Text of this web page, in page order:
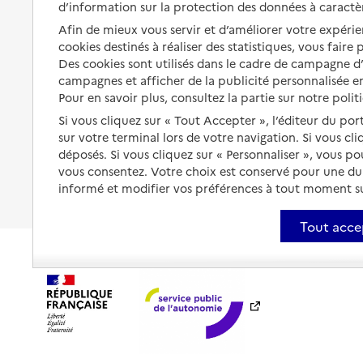
Préserver son autonomie et sa
santé
Organiser à l'avance sa propre
protection
Les mesures de protection
Les obligations de la famille
À qui s’adresser ?
Les politiques du grand âge
Partager son logement
Vivre à domicile avec une
maladie ou un handicap
Être hospitalisé
Fin de vie à domicile
d’information sur la protection des données à
Afin de mieux vous servir et d’améliorer votre
cookies destinés à réaliser des statistiques, vous
Des cookies sont utilisés dans le cadre de
campagnes et afficher de la publicité personnalisée
Pour en savoir plus, consultez la partie sur notre
Si vous cliquez sur « Tout Accepter », l’éditeur du
sur votre terminal lors de votre navigation. Si vous
déposés. Si vous cliquez sur « Personnaliser », vous
vous consentez. Votre choix est conservé pour une
informé et modifier vos préférences à tout moment
Tout